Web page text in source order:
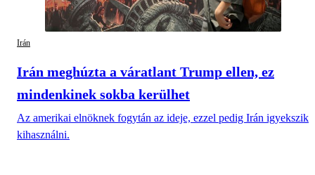
Irán
Irán meghúzta a váratlant Trump ellen, ez
mindenkinek sokba kerülhet
Az amerikai elnöknek fogytán az ideje, ezzel pedig Irán igyekszik
kihasználni.